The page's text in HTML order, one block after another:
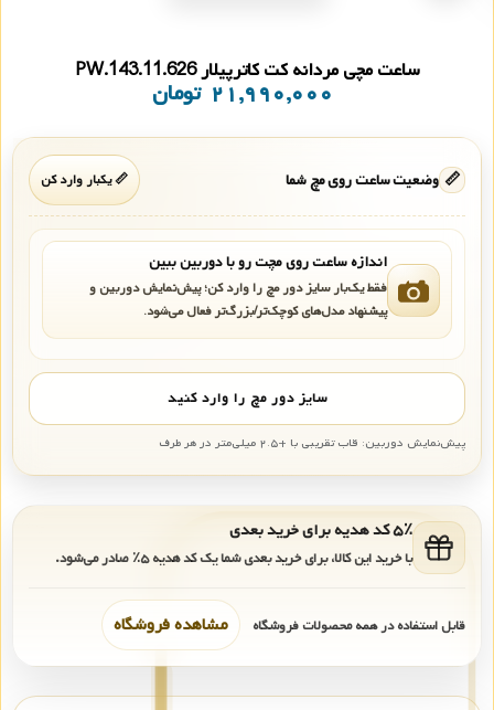
ساعت مچی مردانه کت کاترپیلار PW.143.11.626
۲۱,۹۹۰,۰۰۰ تومان
📏 وضعیت ساعت روی مچ شما 📏 یکبار وارد کن
اندازه ساعت روی مچت رو با دوربین ببین
فقط یک‌بار سایز دور مچ را وارد کن؛ پیش‌نمایش دوربین و
پیشنهاد مدل‌های کوچک‌تر/بزرگ‌تر فعال می‌شود.
سایز دور مچ را وارد کنید
پیش‌نمایش دوربین: قاب تقریبی با +۲.۵ میلی‌متر در هر طرف
۵٪ کد هدیه برای خرید بعدی
با خرید این کالا، برای خرید بعدی شما یک کد هدیه۵٪ صادر می‌شود.
قابل استفاده در همه محصولات فروشگاه مشاهده فروشگاه